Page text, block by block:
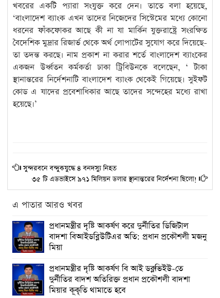
খবরের একটি প্যারা সংযুক্ত করে দেন। তাতে বলা হয়েছে,
‘বাংলাদেশ ব্যাংক এখন তাদের নিজেদের সিস্টেমের মধ্যে কোনো
ধরনের ফাঁকফোকর আছে কী না যা মার্কিন যুক্তরাষ্ট্রে সংরক্ষিত
বৈদেশিক মুদ্রার রিজার্ভ থেকে অর্থ লোপাটের সুযোগ করে দিয়েছে-
তা তদন্ত করছে। নাম প্রকাশ না করার শর্তে বাংলাদেশ ব্যাংকের
একজন উর্ধ্বতন কর্মকর্তা ঢাকা ট্রিবিউনকে বলেছেন, ‘ টাকা
স্থানান্তরের নির্দেশনাটি বাংলাদেশ ব্যাংক থেকেই গিয়েছে। সুইফট
কোড এ যাদের প্রবেশাধিকার আছে তাদের সন্দেহের মধ্যে রাখা
হয়েছে।’
সুন্দরবনে বন্দুকযুদ্ধে ৪ বনদস্যু নিহত
৩৫ টি এডভাইসে ৯৭১ মিলিয়ন ডলার স্থানান্তরের নির্দেশনা ছিলো!
এ পাতার আরও খবর
প্রধানমন্ত্রীর দৃষ্টি আকর্ষণ করে দুর্নীতির ডিজিটাল
বাদশা বিআইডব্লিউটিএর অতি: প্রধান প্রকৌশলী মজনু
মিয়া
প্রধানমন্ত্রীর দৃষ্টি আকর্ষণ বি আই ডব্লুভিইউ-তে
দুর্নীতির বাদশ অতিরিক্ত প্রধান প্রকৌশলী বাদশা
মিয়ার কূকৃতি থামাতে হবে